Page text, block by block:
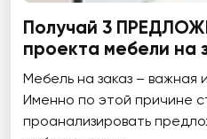
Получай 3
проекта мебели на
Мебель на заказ – важная
Именно по этой причине
проанализировать